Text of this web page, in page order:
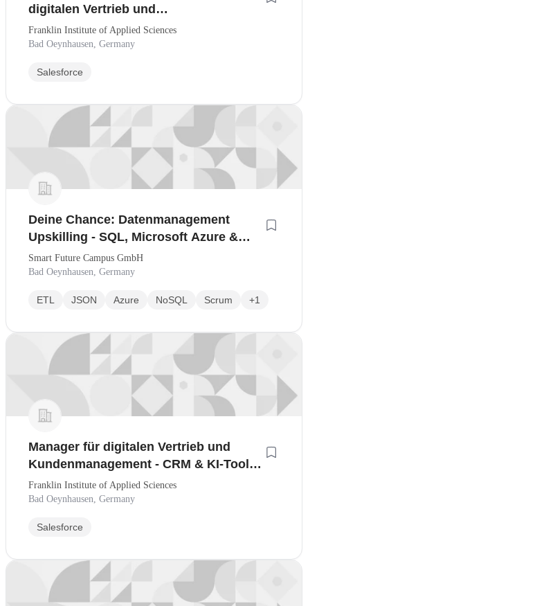
digitalen Vertrieb und
Kundenmanagement - CRM-Workflows
& KI-Tools
Franklin Institute of Applied Sciences
Bad Oeynhausen, Germany
Salesforce
Deine Chance: Datenmanagement
Upskilling - SQL, Microsoft Azure &
Power BI für den schnellen
Wiedereinstieg
Smart Future Campus GmbH
Bad Oeynhausen, Germany
ETL JSON Azure NoSQL Scrum +1
Manager für digitalen Vertrieb und
Kundenmanagement - CRM & KI-Tools
- Quereinsteiger willkommen!
Franklin Institute of Applied Sciences
Bad Oeynhausen, Germany
Salesforce